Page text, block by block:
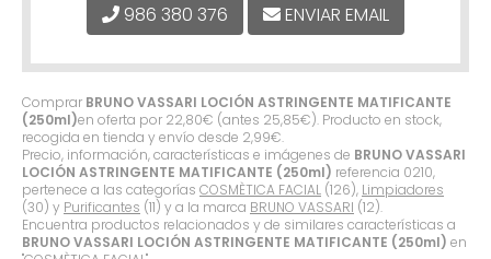
Comprar BRUNO VASSARI LOCIÓN ASTRINGENTE MATIFICANTE
(250ml)en oferta por 22,80€ (antes 25,85€). Producto en stock,
recogida en tienda y envío desde 2,99€.
Precio, información, características e imágenes de BRUNO VASSARI
LOCIÓN ASTRINGENTE MATIFICANTE (250ml) referencia 0210,
pertenece a las categorías COSMÈTICA FACIAL (126), Limpiadores
(30) y Purificantes (11) y a la marca BRUNO VASSARI (12).
Encuentra productos relacionados y de similares características a
BRUNO VASSARI LOCIÓN ASTRINGENTE MATIFICANTE (250ml) en
986 380 376 ENVIAR EMAIL